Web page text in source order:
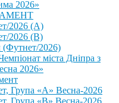
2026»
2026 (А)
2026 (В)
(Футнет/2026)
міста Дніпра з
2026»
Група «А» Весна-2026
Група «В» Весна-2026